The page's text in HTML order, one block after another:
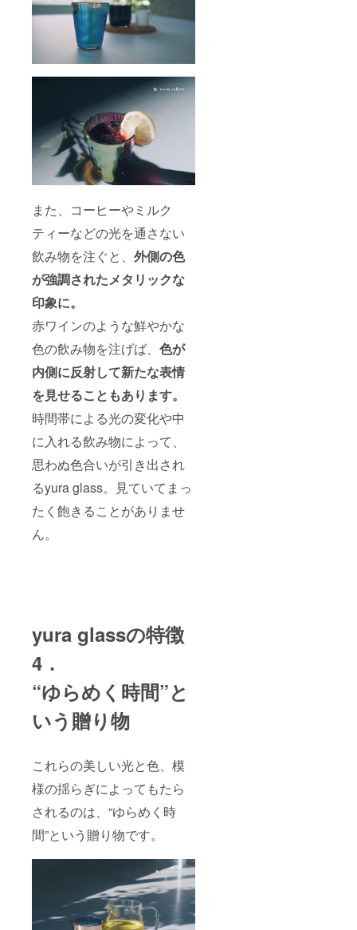
また、コーヒーやミルク
ティーなどの光を通さない
飲み物を注ぐと、 外側の色
が強調されたメタリックな
印象に。
赤ワインのような鮮やかな
色の飲み物を注げば、 色が
内側に反射して新たな表情
を見せることもあります。
時間帯による光の変化や中
に入れる飲み物によって、
思わぬ色合いが引き出され
るyura glass。見ていてまっ
たく飽きることがありませ
ん。
yura glassの特徴
4．
“ゆらめく時間”と
いう贈り物
これらの美しい光と色、模
様の揺らぎによってもたら
されるのは、“ゆらめく時
間”という贈り物です。